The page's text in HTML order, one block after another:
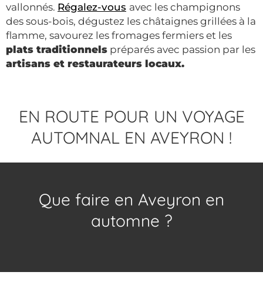
vallonnés. Régalez-vous avec les champignons
des sous-bois, dégustez les châtaignes grillées à la
flamme, savourez les fromages fermiers et les
plats traditionnels préparés avec passion par les
artisans et restaurateurs locaux.
EN ROUTE POUR UN VOYAGE
AUTOMNAL EN AVEYRON !
Que faire en Aveyron en
automne ?